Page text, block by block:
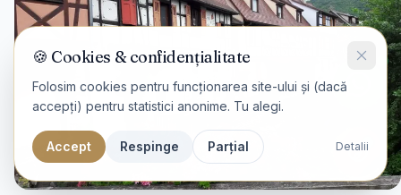
🍪 Cookies & confidențialitate
Folosim cookies pentru funcționarea site-ului și (dacă
accepți) pentru statistici anonime. Tu alegi.
Accept Respinge Parțial Detalii